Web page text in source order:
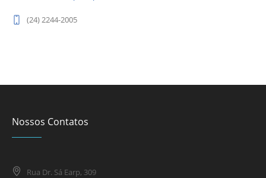
(24) 2244-2005
Nossos Contatos
Rua Dr. Sá Earp, 309